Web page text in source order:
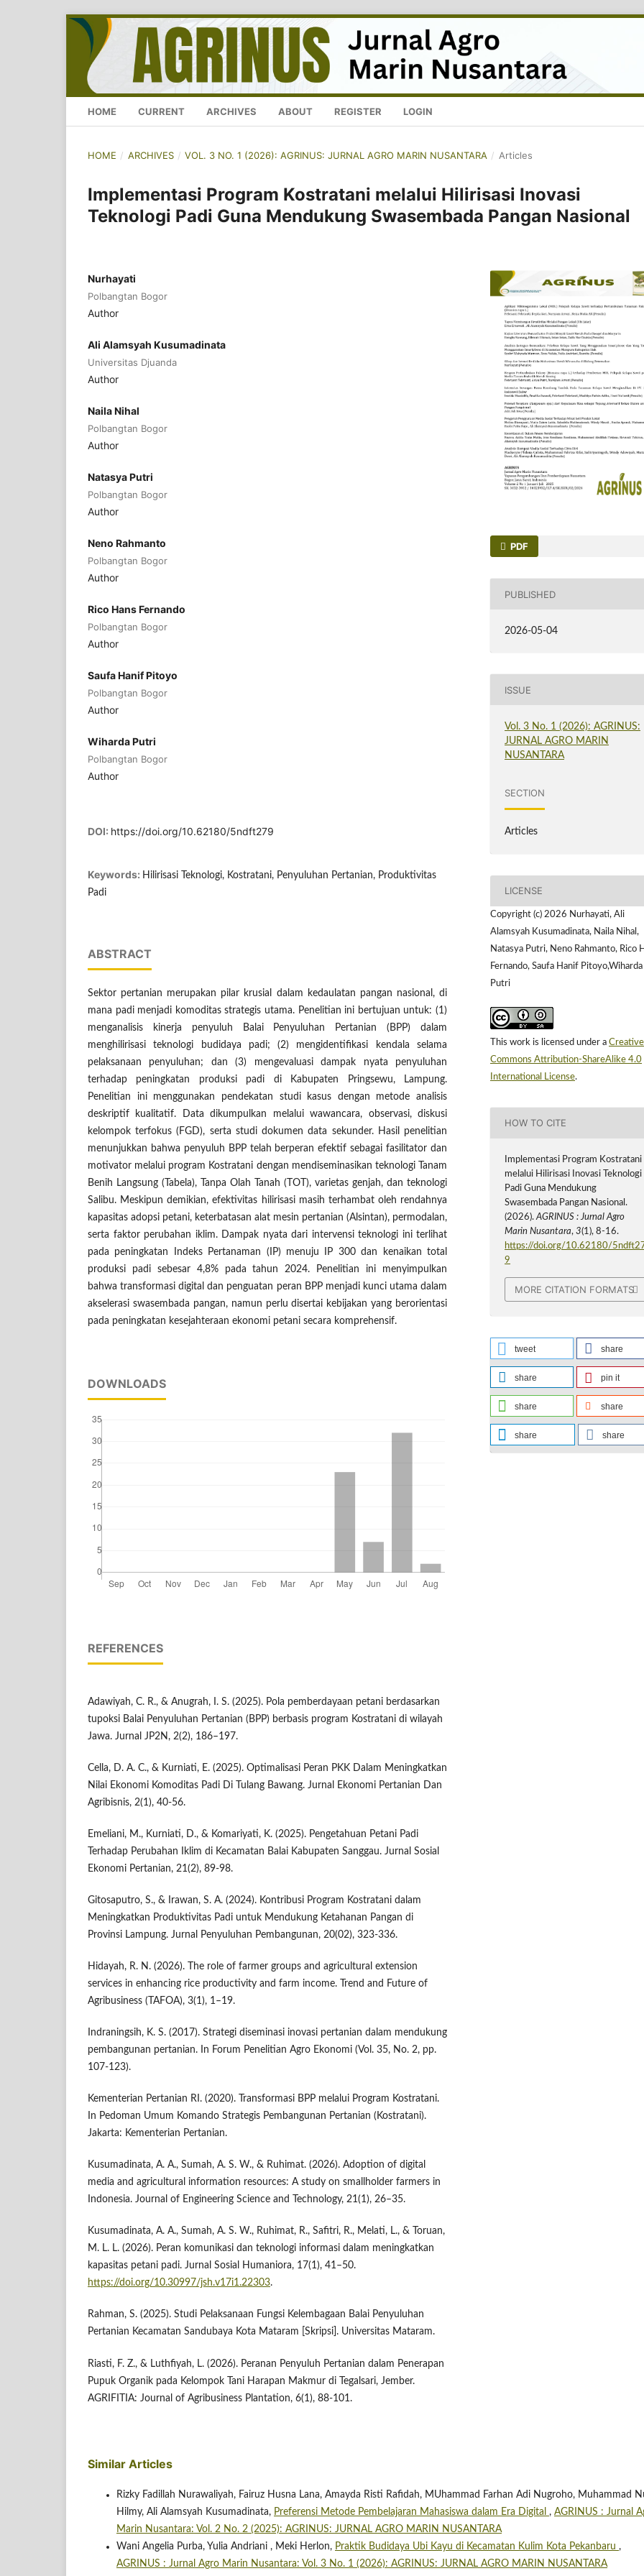
HOME CURRENT ARCHIVES ABOUT REGISTER LOGIN
HOME / ARCHIVES / VOL. 3 NO. 1 (2026): AGRINUS: JURNAL AGRO MARIN NUSANTARA / Articles
Implementasi Program Kostratani melalui Hilirisasi Inovasi
Teknologi Padi Guna Mendukung Swasembada Pangan Nasional
Nurhayati
Polbangtan Bogor
Author
Ali Alamsyah Kusumadinata
Universitas Djuanda
Author
Naila Nihal
Polbangtan Bogor
Author
Natasya Putri
Polbangtan Bogor
Author
Neno Rahmanto
Polbangtan Bogor
Author
Rico Hans Fernando
Polbangtan Bogor
Author
Saufa Hanif Pitoyo
Polbangtan Bogor
Author
Wiharda Putri
Polbangtan Bogor
Author
DOI: https://doi.org/10.62180/5ndft279
Keywords: Hilirisasi Teknologi, Kostratani, Penyuluhan Pertanian, Produktivitas
Padi
ABSTRACT
Sektor pertanian merupakan pilar krusial dalam kedaulatan pangan nasional, di
mana padi menjadi komoditas strategis utama. Penelitian ini bertujuan untuk: (1)
menganalisis kinerja penyuluh Balai Penyuluhan Pertanian (BPP) dalam
menghilirisasi teknologi budidaya padi; (2) mengidentifikasi kendala selama
pelaksanaan penyuluhan; dan (3) mengevaluasi dampak nyata penyuluhan
terhadap peningkatan produksi padi di Kabupaten Pringsewu, Lampung.
Penelitian ini menggunakan pendekatan studi kasus dengan metode analisis
deskriptif kualitatif. Data dikumpulkan melalui wawancara, observasi, diskusi
kelompok terfokus (FGD), serta studi dokumen data sekunder. Hasil penelitian
menunjukkan bahwa penyuluh BPP telah berperan efektif sebagai fasilitator dan
motivator melalui program Kostratani dengan mendiseminasikan teknologi Tanam
Benih Langsung (Tabela), Tanpa Olah Tanah (TOT), varietas genjah, dan teknologi
Salibu. Meskipun demikian, efektivitas hilirisasi masih terhambat oleh rendahnya
kapasitas adopsi petani, keterbatasan alat mesin pertanian (Alsintan), permodalan,
serta faktor perubahan iklim. Dampak nyata dari intervensi teknologi ini terlihat
pada peningkatan Indeks Pertanaman (IP) menuju IP 300 dan kenaikan total
produksi padi sebesar 4,8% pada tahun 2024. Penelitian ini menyimpulkan
bahwa transformasi digital dan penguatan peran BPP menjadi kunci utama dalam
akselerasi swasembada pangan, namun perlu disertai kebijakan yang berorientasi
pada peningkatan kesejahteraan ekonomi petani secara komprehensif.
DOWNLOADS
REFERENCES
Adawiyah, C. R., & Anugrah, I. S. (2025). Pola pemberdayaan petani berdasarkan
tupoksi Balai Penyuluhan Pertanian (BPP) berbasis program Kostratani di wilayah
Jawa. Jurnal JP2N, 2(2), 186–197.
Cella, D. A. C., & Kurniati, E. (2025). Optimalisasi Peran PKK Dalam Meningkatkan
Nilai Ekonomi Komoditas Padi Di Tulang Bawang. Jurnal Ekonomi Pertanian Dan
Agribisnis, 2(1), 40-56.
Emeliani, M., Kurniati, D., & Komariyati, K. (2025). Pengetahuan Petani Padi
Terhadap Perubahan Iklim di Kecamatan Balai Kabupaten Sanggau. Jurnal Sosial
Ekonomi Pertanian, 21(2), 89-98.
Gitosaputro, S., & Irawan, S. A. (2024). Kontribusi Program Kostratani dalam
Meningkatkan Produktivitas Padi untuk Mendukung Ketahanan Pangan di
Provinsi Lampung. Jurnal Penyuluhan Pembangunan, 20(02), 323-336.
Hidayah, R. N. (2026). The role of farmer groups and agricultural extension
services in enhancing rice productivity and farm income. Trend and Future of
Agribusiness (TAFOA), 3(1), 1–19.
Indraningsih, K. S. (2017). Strategi diseminasi inovasi pertanian dalam mendukung
pembangunan pertanian. In Forum Penelitian Agro Ekonomi (Vol. 35, No. 2, pp.
107-123).
Kementerian Pertanian RI. (2020). Transformasi BPP melalui Program Kostratani.
In Pedoman Umum Komando Strategis Pembangunan Pertanian (Kostratani).
Jakarta: Kementerian Pertanian.
Kusumadinata, A. A., Sumah, A. S. W., & Ruhimat. (2026). Adoption of digital
media and agricultural information resources: A study on smallholder farmers in
Indonesia. Journal of Engineering Science and Technology, 21(1), 26–35.
Kusumadinata, A. A., Sumah, A. S. W., Ruhimat, R., Safitri, R., Melati, L., & Toruan,
M. L. L. (2026). Peran komunikasi dan teknologi informasi dalam meningkatkan
kapasitas petani padi. Jurnal Sosial Humaniora, 17(1), 41–50.
https://doi.org/10.30997/jsh.v17i1.22303.
Rahman, S. (2025). Studi Pelaksanaan Fungsi Kelembagaan Balai Penyuluhan
Pertanian Kecamatan Sandubaya Kota Mataram [Skripsi]. Universitas Mataram.
Riasti, F. Z., & Luthfiyah, L. (2026). Peranan Penyuluh Pertanian dalam Penerapan
Pupuk Organik pada Kelompok Tani Harapan Makmur di Tegalsari, Jember.
AGRIFITIA: Journal of Agribusiness Plantation, 6(1), 88-101.
PDF
PUBLISHED
2026-05-04
ISSUE
Vol. 3 No. 1 (2026): AGRINUS:
JURNAL AGRO MARIN
NUSANTARA
SECTION
Articles
LICENSE
Copyright (c) 2026 Nurhayati, Ali
Alamsyah Kusumadinata, Naila Nihal,
Natasya Putri, Neno Rahmanto, Rico
Fernando, Saufa Hanif Pitoyo,Wiharda
Putri
This work is licensed under a Creative
Commons Attribution-ShareAlike 4.0
International License.
HOW TO CITE
Implementasi Program Kostratani
melalui Hilirisasi Inovasi Teknologi
Padi Guna Mendukung
Swasembada Pangan Nasional.
(2026).AGRINUS : Jurnal Agro
Marin Nusantara,3(1), 8-16.
https://doi.org/10.62180/
9
MORE CITATION FORMATS
tweet share
share pin it
share share
share share
Similar Articles
Rizky Fadillah Nurawaliyah, Fairuz Husna Lana, Amayda Risti Rafidah, MUhammad Farhan Adi Nugroho, Muhammad
Hilmy, Ali Alamsyah Kusumadinata, Preferensi Metode Pembelajaran Mahasiswa dalam Era Digital , AGRINUS : Jurnal
Marin Nusantara: Vol. 2 No. 2 (2025): AGRINUS: JURNAL AGRO MARIN NUSANTARA
Wani Angelia Purba, Yulia Andriani , Meki Herlon, Praktik Budidaya Ubi Kayu di Kecamatan Kulim Kota Pekanbaru ,
AGRINUS : Jurnal Agro Marin Nusantara: Vol. 3 No. 1 (2026): AGRINUS: JURNAL AGRO MARIN NUSANTARA